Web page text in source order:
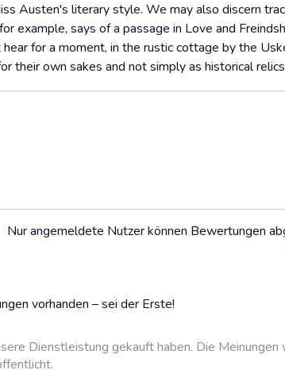
Austen's literary style. We may also discern
example, says of a passage in Love and
for a moment, in the rustic cottage by the
their own sakes and not simply as historical
vorhanden – sei der Erste!
Nur angemeldete Nutzer können Bewertungen
Dienstleistung gekauft haben. Die Meinungen